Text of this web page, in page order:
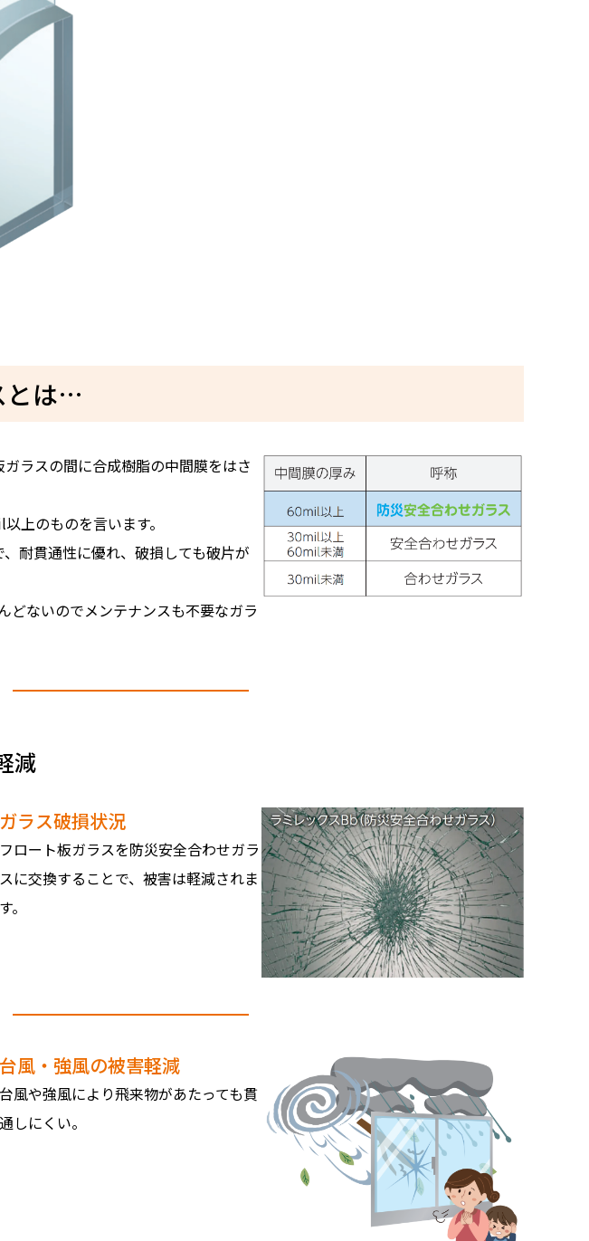
とは…
ラスの間に合成樹脂の中間膜をはさ
上のものを言います。
耐貫通性に優れ、破損しても破片が
どないのでメンテナンスも不要なガラ
減
ガラス破損状況
フロート板ガラスを防災安全合わせガラ
スに交換することで、被害は軽減されま
す。
台風・強風の被害軽減
台風や強風により飛来物があたっても貫
通しにくい。